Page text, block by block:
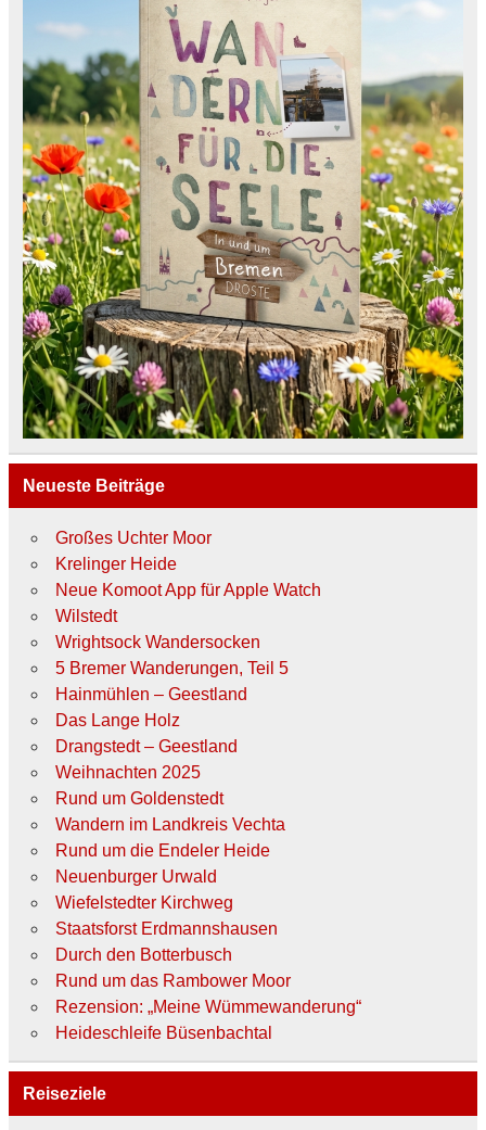
Neueste Beiträge
Großes Uchter Moor
Krelinger Heide
Neue Komoot App für Apple Watch
Wilstedt
Wrightsock Wandersocken
5 Bremer Wanderungen, Teil 5
Hainmühlen – Geestland
Das Lange Holz
Drangstedt – Geestland
Weihnachten 2025
Rund um Goldenstedt
Wandern im Landkreis Vechta
Rund um die Endeler Heide
Neuenburger Urwald
Wiefelstedter Kirchweg
Staatsforst Erdmannshausen
Durch den Botterbusch
Rund um das Rambower Moor
Rezension: „Meine Wümmewanderung“
Heideschleife Büsenbachtal
Reiseziele